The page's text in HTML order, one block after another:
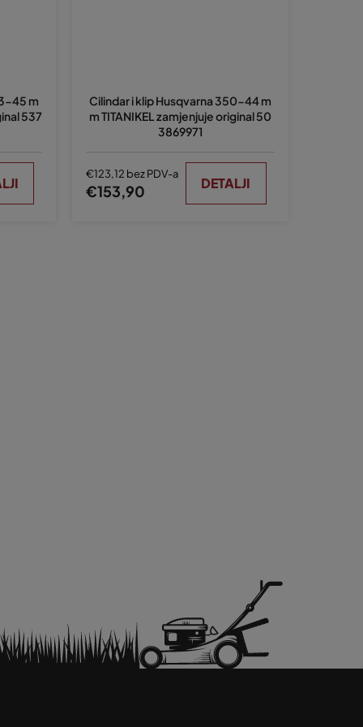
45 m
537
Cilindar i klip Husqvarna 350-44 m
m TITANIKEL zamjenjuje original 50
3869971
€123,12 bez PDV-a
€153,90 DETALJI